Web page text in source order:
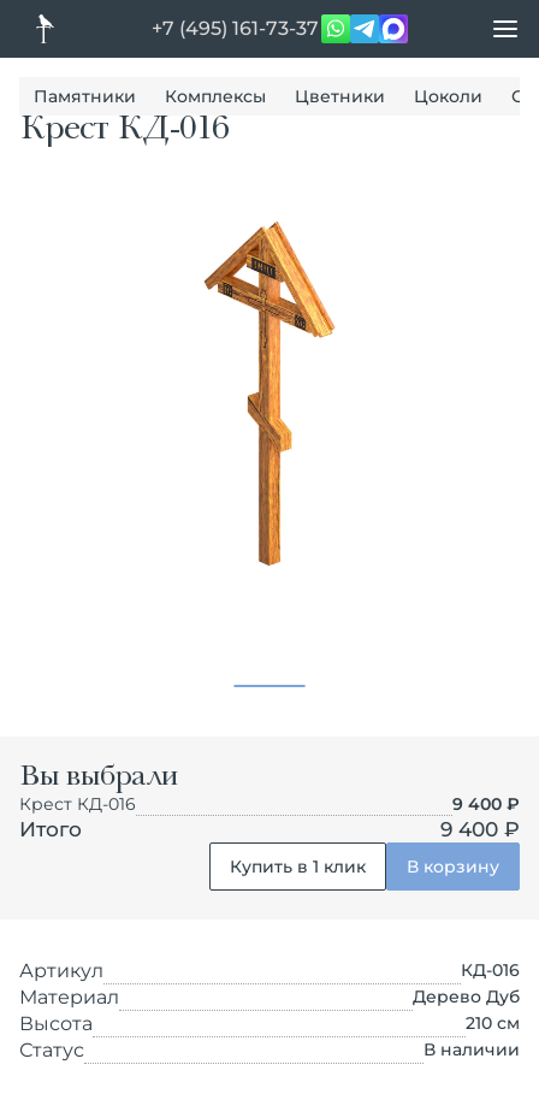
+7 (495) 161-73-37
Памятники Комплексы Цветники Цоколи
Крест КД-016
Вы выбрали
Крест КД-016 9 400 ₽
Итого 9 400 ₽
Купить в 1 клик В корзину
Артикул КД-016
Материал Дерево Дуб
Высота 210 см
Статус В наличии